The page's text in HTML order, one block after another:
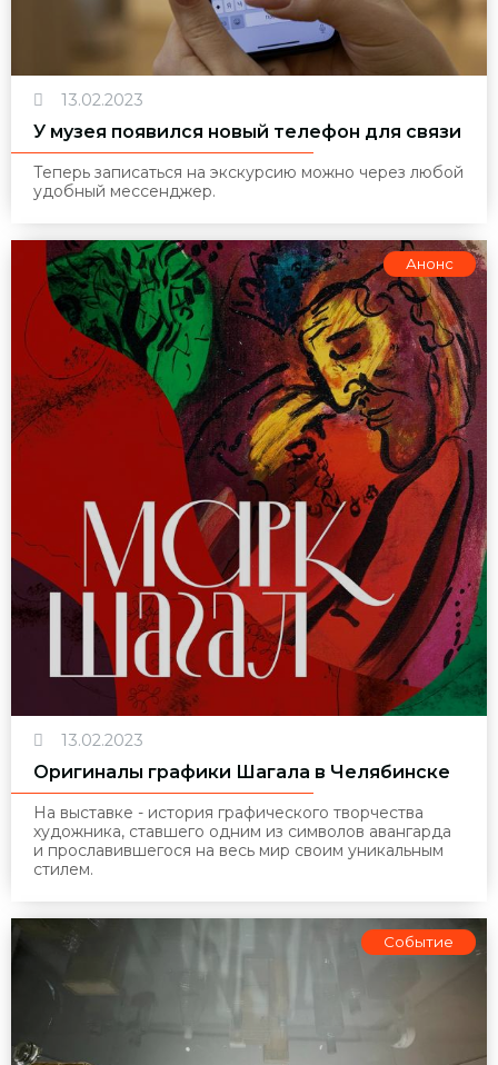
13.02.2023
У музея появился новый телефон для связи
Теперь записаться на экскурсию можно через любой
удобный мессенджер.
Анонс
13.02.2023
Оригиналы графики Шагала в Челябинске
На выставке - история графического творчества
художника, ставшего одним из символов авангарда
и прославившегося на весь мир своим уникальным
стилем.
Событие